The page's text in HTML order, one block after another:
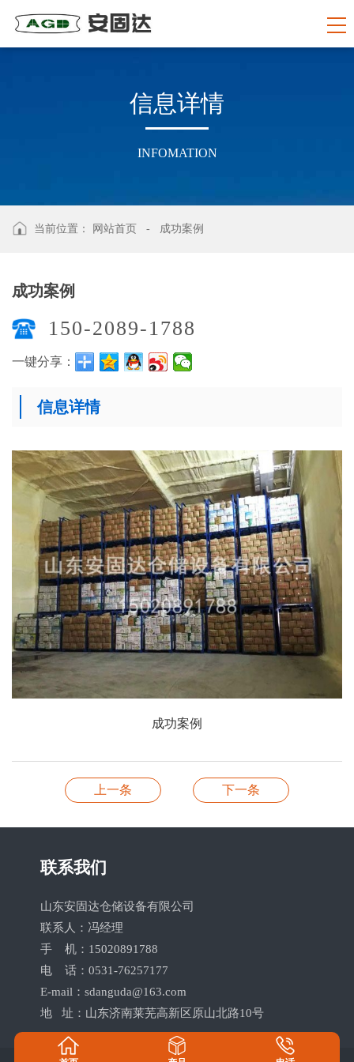
信息详情
INFOMATION
当前位置： 网站首页 - 成功案例
成功案例
150-2089-1788
一键分享：
信息详情
成功案例
上一条 下一条
联系我们
山东安固达仓储设备有限公司
联系人：冯经理
手 机：15020891788
电 话：0531-76257177
E-mail：sdanguda@163.com
地 址：山东济南莱芜高新区原山北路10号